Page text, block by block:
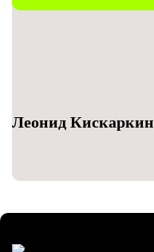
Леонид Кискаркин